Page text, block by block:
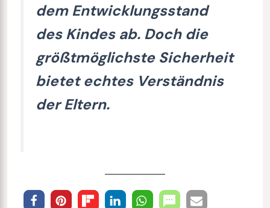
dem Entwicklungsstand
des Kindes ab. Doch die
größtmöglichste Sicherheit
bietet echtes Verständnis
der Eltern.